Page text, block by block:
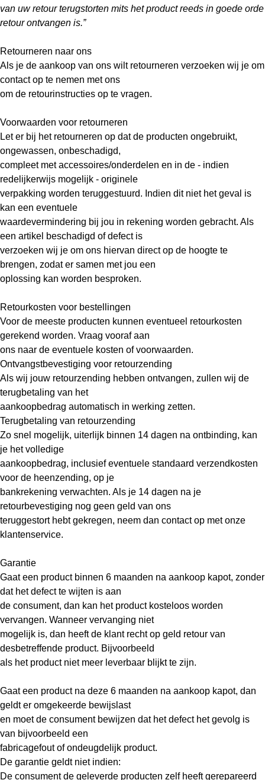
van uw retour terugstorten mits het product reeds in goede orde
retour ontvangen is.”
Retourneren naar ons
Als je de aankoop van ons wilt retourneren verzoeken wij je om
contact op te nemen met ons
om de retourinstructies op te vragen.
Voorwaarden voor retourneren
Let er bij het retourneren op dat de producten ongebruikt,
ongewassen, onbeschadigd,
compleet met accessoires/onderdelen en in de - indien
redelijkerwijs mogelijk - originele
verpakking worden teruggestuurd. Indien dit niet het geval is
kan een eventuele
waardevermindering bij jou in rekening worden gebracht. Als
een artikel beschadigd of defect is
verzoeken wij je om ons hiervan direct op de hoogte te
brengen, zodat er samen met jou een
oplossing kan worden besproken.
Retourkosten voor bestellingen
Voor de meeste producten kunnen eventueel retourkosten
gerekend worden. Vraag vooraf aan
ons naar de eventuele kosten of voorwaarden.
Ontvangstbevestiging voor retourzending
Als wij jouw retourzending hebben ontvangen, zullen wij de
terugbetaling van het
aankoopbedrag automatisch in werking zetten.
Terugbetaling van retourzending
Zo snel mogelijk, uiterlijk binnen 14 dagen na ontbinding, kan
je het volledige
aankoopbedrag, inclusief eventuele standaard verzendkosten
voor de heenzending, op je
bankrekening verwachten. Als je 14 dagen na je
retourbevestiging nog geen geld van ons
teruggestort hebt gekregen, neem dan contact op met onze
klantenservice.
Garantie
Gaat een product binnen 6 maanden na aankoop kapot, zonder
dat het defect te wijten is aan
de consument, dan kan het product kosteloos worden
vervangen. Wanneer vervanging niet
mogelijk is, dan heeft de klant recht op geld retour van
desbetreffende product. Bijvoorbeeld
als het product niet meer leverbaar blijkt te zijn.
Gaat een product na deze 6 maanden na aankoop kapot, dan
geldt er omgekeerde bewijslast
en moet de consument bewijzen dat het defect het gevolg is
van bijvoorbeeld een
fabricagefout of ondeugdelijk product.
De garantie geldt niet indien:
De consument de geleverde producten zelf heeft gerepareerd